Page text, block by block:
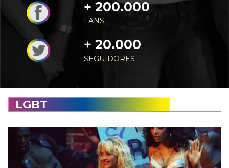
+ 200.000
FANS
+ 20.000
SEGUIDORES
LGBT